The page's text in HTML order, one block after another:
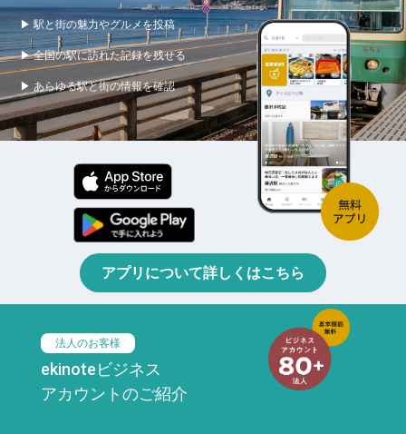
▶ 駅と街の魅力やグルメを投稿
▶ 全国の駅に訪れた記録を残せる
▶ あらゆる駅と街の情報を確認
アプリについて詳しくはこちら
法人のお客様
ekinoteビジネス
アカウントのご紹介